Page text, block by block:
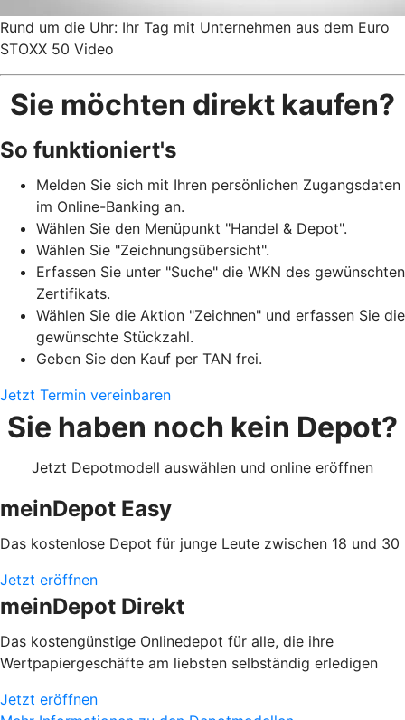
Rund um die Uhr: Ihr Tag mit Unternehmen aus dem Euro
STOXX 50 Video
Sie möchten direkt kaufen?
So funktioniert's
Melden Sie sich mit Ihren persönlichen Zugangsdaten
im Online-Banking an.
Wählen Sie den Menüpunkt "Handel & Depot".
Wählen Sie "Zeichnungsübersicht".
Erfassen Sie unter "Suche" die WKN des gewünschten
Zertifikats.
Wählen Sie die Aktion "Zeichnen" und erfassen Sie die
gewünschte Stückzahl.
Geben Sie den Kauf per TAN frei.
Jetzt Termin vereinbaren
Sie haben noch kein Depot?
Jetzt Depotmodell auswählen und online eröffnen
meinDepot Easy
Das kostenlose Depot für junge Leute zwischen 18 und 30
Jetzt eröffnen
meinDepot Direkt
Das kostengünstige Onlinedepot für alle, die ihre
Wertpapiergeschäfte am liebsten selbständig erledigen
Jetzt eröffnen